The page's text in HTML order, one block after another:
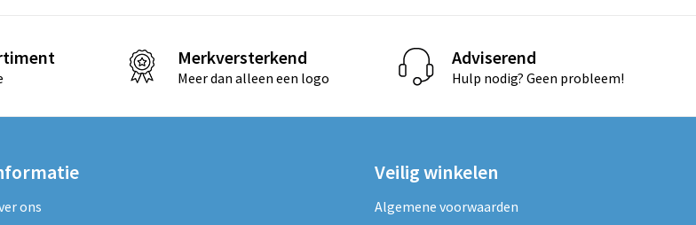
Merkversterkend
Meer dan alleen een logo
Adviserend
Hulp nodig? Geen probleem!
ons
Veilig winkelen
Algemene voorwaarden